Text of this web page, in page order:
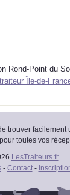
Rond-Point du
traiteur Île-de-
trouver facilement
toutes vos
LesTraiteurs.fr
- Contact-